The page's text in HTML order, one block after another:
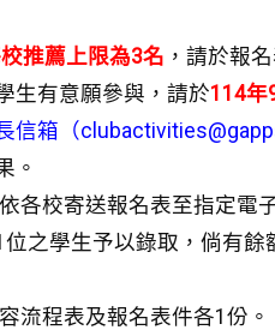
推薦上限為3名 ，請於報
生有意願參與，請於114年
信箱（
。
各校寄送報名表至指定電
之學生予以錄取，倘有餘
流程表及報名表件各1份。